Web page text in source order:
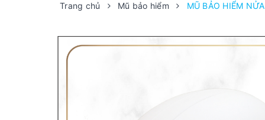
Trang chủ Mũ bảo hiểm MŨ BẢO HIỂM